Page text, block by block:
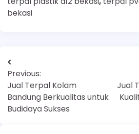
bekasi
Previous:
Jual Terpal Kolam
Bandung Berkualitas untuk
Budidaya Sukses
Jual